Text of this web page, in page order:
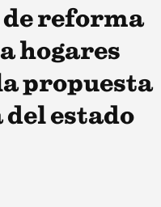
reforma
hogares
propuesta
estado